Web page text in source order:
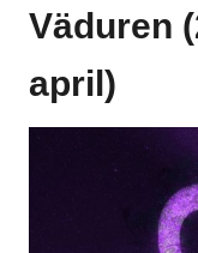
Väduren
april)